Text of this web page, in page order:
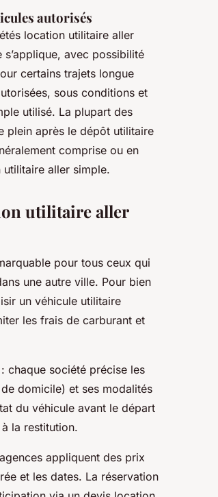
autorisés
location utilitaire aller
avec possibilité
certains trajets longue
sous conditions et
utilisé. La plupart des
plein après le dépôt utilitaire
comprise ou en
aller simple.
utilitaire aller
pour tous ceux qui
une autre ville. Pour bien
un véhicule utilitaire
les frais de carburant et
chaque société précise les
domicile) et ses modalités
du véhicule avant le départ
la restitution.
appliquent des prix
et les dates. La réservation